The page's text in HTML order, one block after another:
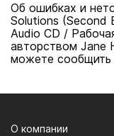
Об ошибках и
Solutions (Second
Audio CD /
авторством Jane
можете сообщить
О компании